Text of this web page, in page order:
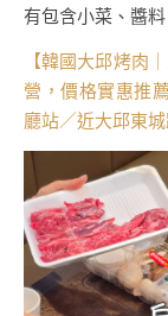
有包含小菜、醬
【韓國大邱烤肉
營，價格實惠推
廳站／近大邱東城